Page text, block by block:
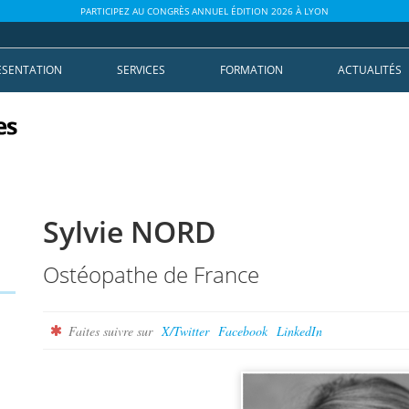
PARTICIPEZ AU CONGRÈS ANNUEL ÉDITION 2026 À LYON
SERVICES FORMATION ACTUALITÉS
Sylvie NORD
Ostéopathe de France
Faites suivre sur X/Twitter Facebook LinkedIn